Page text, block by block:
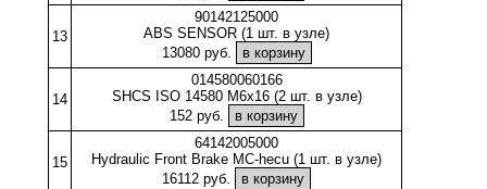
13
90142125000
ABS SENSOR (1 шт. в узле)
13080 руб.
14
014580060166
SHCS ISO 14580 M6x16 (2 шт. в узле)
152 руб.
15
64142005000
Hydraulic Front Brake MC-hecu (1 шт. в узле)
16112 руб.